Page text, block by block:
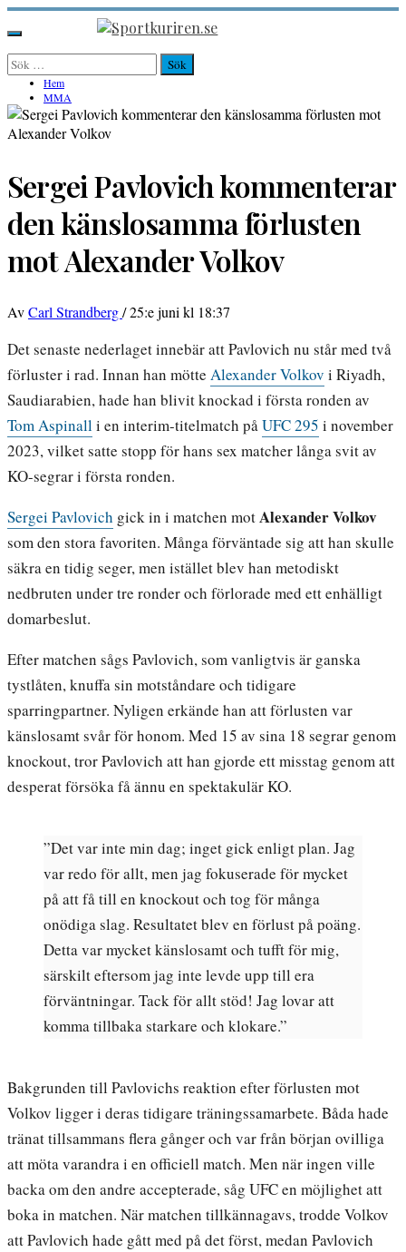
Hoppa
till
innehåll
Sportkuriren.se
Primär
meny
Sök
efter: Hem
MMA
Sergei Pavlovich kommenterar
den känslosamma förlusten
mot Alexander Volkov
AvCarl Strandberg/25:e juni kl 18:37
Det senaste nederlaget innebär att Pavlovich nu står med två
förluster i rad. Innan han mötte Alexander Volkov i Riyadh,
Saudiarabien, hade han blivit knockad i första ronden av
Tom Aspinalli en interim-titelmatch påUFC 295 i november
2023, vilket satte stopp för hans sex matcher långa svit av
KO-segrar i första ronden.
Sergei Pavlovich gick in i matchen motAlexander Volkov
som den stora favoriten. Många förväntade sig att han skulle
säkra en tidig seger, men istället blev han metodiskt
nedbruten under tre ronder och förlorade med ett enhälligt
domarbeslut.
Efter matchen sågs Pavlovich, som vanligtvis är ganska
tystlåten, knuffa sin motståndare och tidigare
sparringpartner. Nyligen erkände han att förlusten var
känslosamt svår för honom. Med 15 av sina 18 segrar genom
knockout, tror Pavlovich att han gjorde ett misstag genom att
desperat försöka få ännu en spektakulär KO.
”Det var inte min dag; inget gick enligt plan. Jag
var redo för allt, men jag fokuserade för mycket
på att få till en knockout och tog för många
onödiga slag. Resultatet blev en förlust på poäng.
Detta var mycket känslosamt och tufft för mig,
särskilt eftersom jag inte levde upp till era
förväntningar. Tack för allt stöd! Jag lovar att
komma tillbaka starkare och klokare.”
Bakgrunden till Pavlovichs reaktion efter förlusten mot
Volkov ligger i deras tidigare träningssamarbete. Båda hade
tränat tillsammans flera gånger och var från början ovilliga
att möta varandra i en officiell match. Men när ingen ville
backa om den andre accepterade, såg UFC en möjlighet att
boka in matchen. När matchen tillkännagavs, trodde Volkov
att Pavlovich hade gått med på det först, medan Pavlovich